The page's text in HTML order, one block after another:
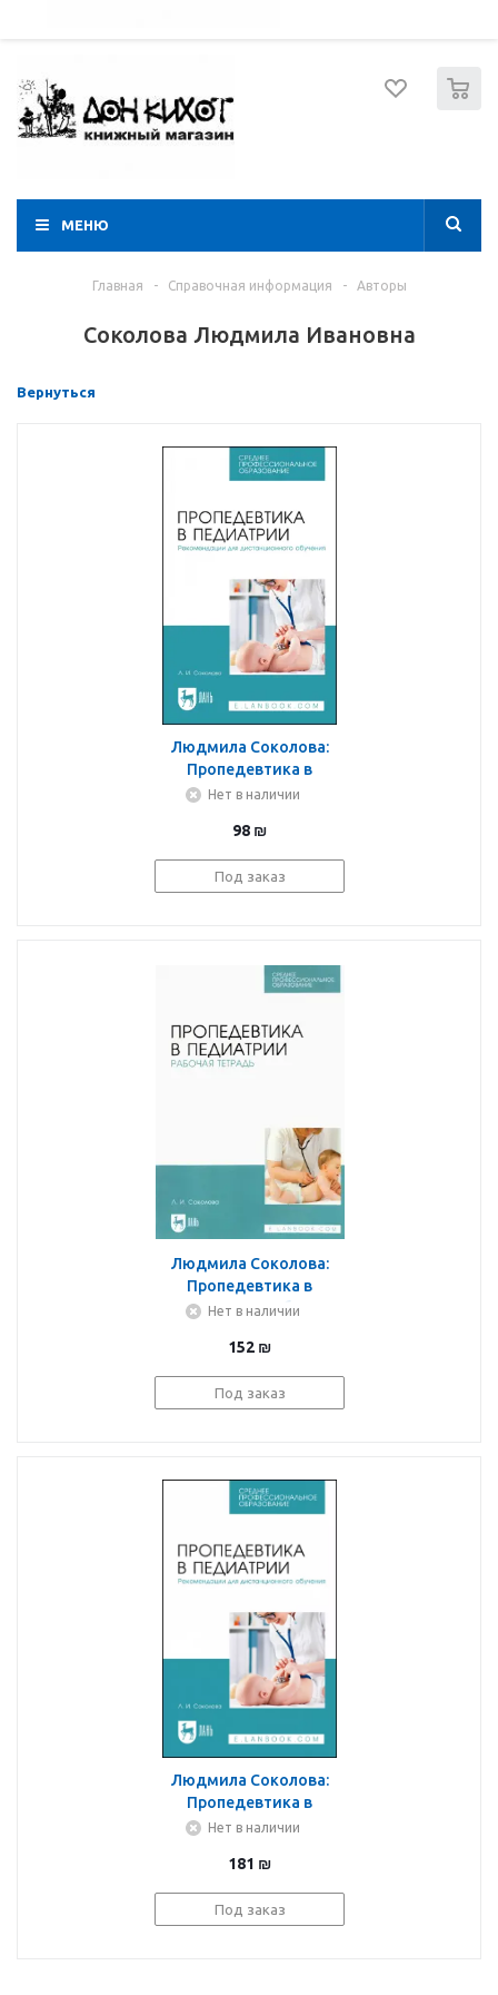
МЕНЮ
Главная - Справочная информация - Авторы
Соколова Людмила Ивановна
Вернуться
Людмила Соколова:
Пропедевтика в
педиатрии.
дистанционного
обучения. Учебное
пособие
Нет в наличии
98 ₪
Под заказ
Людмила Соколова:
Пропедевтика в
педиатрии. Рабочая
пособие для СПО
Нет в наличии
152 ₪
Под заказ
Людмила Соколова:
Пропедевтика в
педиатрии.
дистанционного
обучения. Учебное
пособие
Нет в наличии
181 ₪
Под заказ